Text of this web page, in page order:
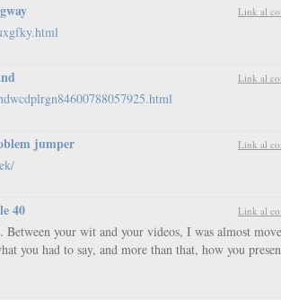
Link al
Link al
Link al
jumper
Link al
40
your wit and your videos, I was almost
you had to say, and more than that, how you